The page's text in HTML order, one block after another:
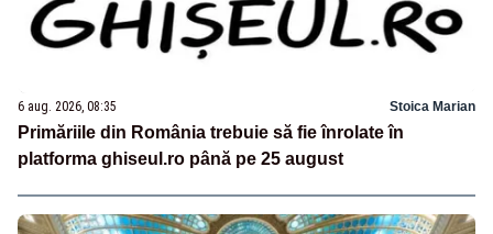
6 aug. 2026, 08:35 Stoica Marian
Primăriile din România trebuie să fie înrolate în
platforma ghiseul.ro până pe 25 august